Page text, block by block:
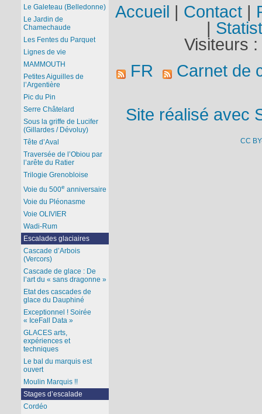
Le Galeteau (Belledonne)
Le Jardin de
Chamechaude
Les Fentes du Parquet
Lignes de vie
MAMMOUTH
Petites Aiguilles de
l’Argentière
Pic du Pin
Serre Châtelard
Sous la griffe de Lucifer
(Gillardes / Dévoluy)
Tête d’Aval
Traversée de l’Obiou par
l’arête du Ratier
Trilogie Grenobloise
Voie du 500e anniversaire
Voie du Pléonasme
Voie OLIVIER
Wadi-Rum
Escalades glaciaires
Cascade d’Arbois
(Vercors)
Cascade de glace : De
l’art du « sans dragonne »
Etat des cascades de
glace du Dauphiné
Exceptionnel ! Soirée
« IceFall Data »
GLACES arts,
expériences et
techniques
Le bal du marquis est
ouvert
Moulin Marquis !!
Stages d’escalade
Cordéo
Accueil Contact
Visiteurs :
FR
Carnet de
Site réalisé avec
CC